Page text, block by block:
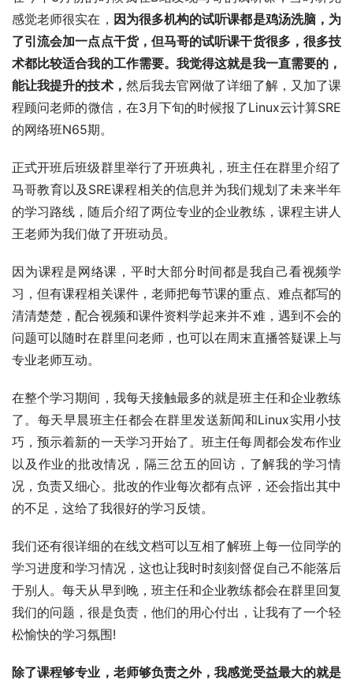
感觉老师很实在， 因为很多机构的试听课都是鸡汤洗脑，为
了引流会加一点点干货，但马哥的试听课干货很多，很多技
术都比较适合我的工作需要。我觉得这就是我一直需要的，
能让我提升的技术， 然后我去官网做了详细了解，又加了课
程顾问老师的微信，在3月下旬的时候报了Linux云计算SRE
的网络班N65期。
正式开班后班级群里举行了开班典礼，班主任在群里介绍了
马哥教育以及SRE课程相关的信息并为我们规划了未来半年
的学习路线，随后介绍了两位专业的企业教练，课程主讲人
王老师为我们做了开班动员。
因为课程是网络课，平时大部分时间都是我自己看视频学
习，但有课程相关课件，老师把每节课的重点、难点都写的
清清楚楚，配合视频和课件资料学起来并不难，遇到不会的
问题可以随时在群里问老师，也可以在周末直播答疑课上与
专业老师互动。
在整个学习期间，我每天接触最多的就是班主任和企业教练
了。每天早晨班主任都会在群里发送新闻和Linux实用小技
巧，预示着新的一天学习开始了。班主任每周都会发布作业
以及作业的批改情况，隔三岔五的回访，了解我的学习情
况，负责又细心。批改的作业每次都有点评，还会指出其中
的不足，这给了我很好的学习反馈。
我们还有很详细的在线文档可以互相了解班上每一位同学的
学习进度和学习情况，这也让我时时刻刻督促自己不能落后
于别人。每天从早到晚，班主任和企业教练都会在群里回复
我们的问题，很是负责，他们的用心付出，让我有了一个轻
松愉快的学习氛围!
除了课程够专业，老师够负责之外，我感觉受益最大的就是